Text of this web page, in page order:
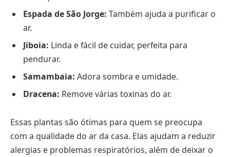
Espada de São Jorge: Também ajuda a purificar o
ar.
Jiboia: Linda e fácil de cuidar, perfeita para
pendurar.
Samambaia: Adora sombra e umidade.
Dracena: Remove várias toxinas do ar.
Essas plantas são ótimas para quem se preocupa
com a qualidade do ar da casa. Elas ajudam a reduzir
alergias e problemas respiratórios, além de deixar o